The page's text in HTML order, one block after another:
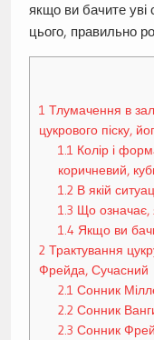
якщо ви бачите уві
цього, правильно
1 Тлумачення в
цукрового піску,
1.1 Колір і
коричневий,
1.2 В якій
1.3 Що означає,
1.4 Якщо ви
2Трактування
Фрейда, Сучасний
2.1 Сонник
2.2 Сонник
2.3 Сонник